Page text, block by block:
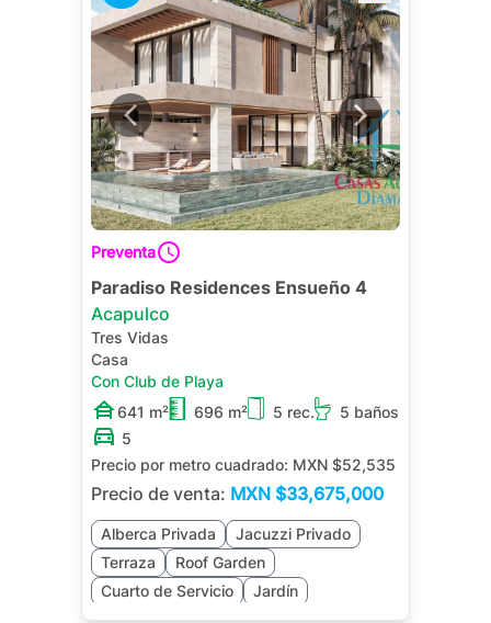
Preventa
Paradiso Residences Ensueño 4
Acapulco
Tres Vidas
Casa
Con Club de Playa
641 m²
696 m² 5 rec.
5 baños
5
Precio por metro cuadrado: MXN $52,535
Precio de venta: MXN $33,675,000
Alberca Privada
Jacuzzi Privado
Terraza
Roof Garden
Cuarto de Servicio
Jardín